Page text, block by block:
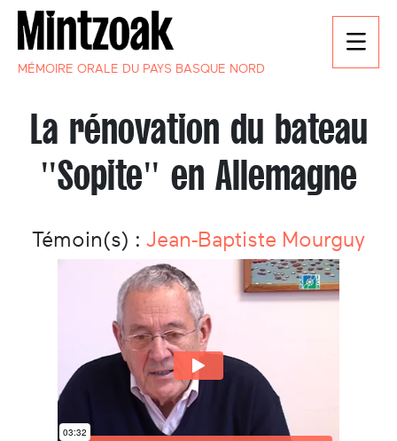
MÉMOIRE ORALE DU PAYS BASQUE NORD
La rénovation du bateau
"Sopite" en Allemagne
Témoin(s) : Jean-Baptiste Mourguy